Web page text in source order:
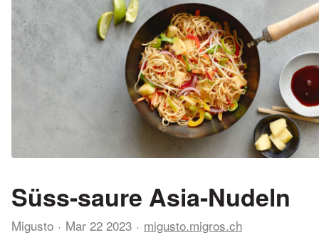
Süss-saure Asia-Nudeln
Migusto Mar 22 2023 migusto.migros.ch